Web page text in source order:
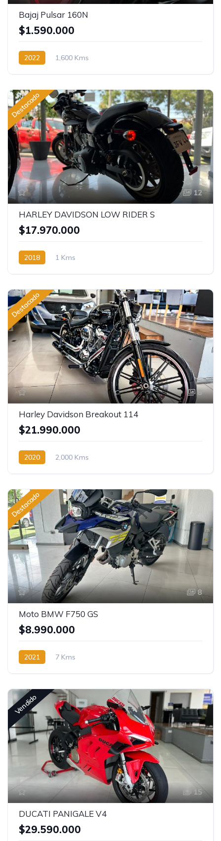
Bajaj Pulsar 160N
$1.590.000
2022 1,600 Kms
Destacado
12
HARLEY DAVIDSON LOW RIDER S
$17.970.000
2018 1 Kms
Destacado
8
Harley Davidson Breakout 114
$21.990.000
2020 2,000 Kms
Destacado
8
Moto BMW F750 GS
$8.990.000
2021 7 Kms
Vendido
15
DUCATI PANIGALE V4
$29.590.000